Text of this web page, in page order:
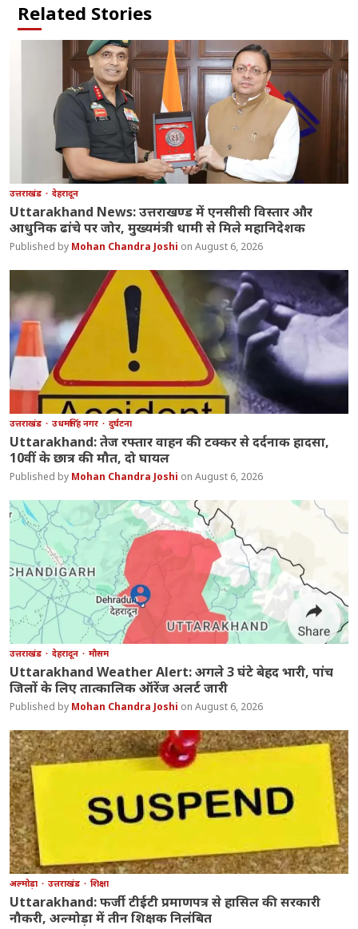
Related Stories
उत्तराखंड देहरादून
Uttarakhand News: उत्तराखण्ड में एनसीसी विस्तार और
आधुनिक ढांचे पर जोर, मुख्यमंत्री धामी से मिले महानिदेशक
Mohan Chandra Joshi August 6, 2026
उत्तराखंड उधमसिंह नगर दुर्घटना
Uttarakhand: तेज रफ्तार वाहन की टक्कर से दर्दनाक हादसा,
10वीं के छात्र की मौत, दो घायल
Mohan Chandra Joshi August 6, 2026
उत्तराखंड देहरादून मौसम
Uttarakhand Weather Alert: अगले 3 घंटे बेहद भारी, पांच
जिलों के लिए तात्कालिक ऑरेंज अलर्ट जारी
Mohan Chandra Joshi August 6, 2026
अल्मोड़ा उत्तराखंड शिक्षा
Uttarakhand: फर्जी टीईटी प्रमाणपत्र से हासिल की सरकारी
नौकरी, अल्मोड़ा में तीन शिक्षक निलंबित